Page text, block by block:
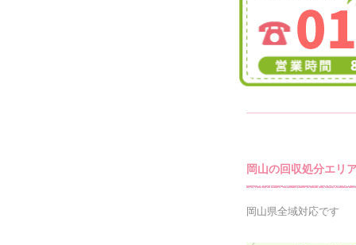
岡山の回収処分エリ
岡山県全域対応です